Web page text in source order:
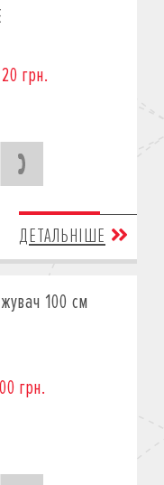
грн.
ДЕТАЛЬНІШЕ
100 см
грн.